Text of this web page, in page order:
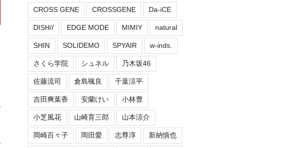
CROSS GENE CROSSGENE Da-iCE
DISH// EDGE MODE MIMIY natural
SHIN SOLIDEMO SPYAIR w-inds.
さくら学院 シュネル 乃木坂46
佐藤流司 倉島颯良 千葉涼平
吉田爽葉香 安蘭けい 小林豊
小芝風花 山崎育三郎 山本涼介
岡崎百々子 岡田愛 志尊淳 新納慎也